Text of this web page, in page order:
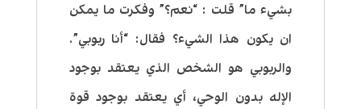
بشيء ما” قلت : “نعم؟” وفكرت ما يمكن
ان يكون هذا الشيء؟ فقال: “أنا ربوبي”.
والربوبي هو الشخص الذي يعتقد بوجود
الإله بدون الوحي، أي يعتقد بوجود قوة